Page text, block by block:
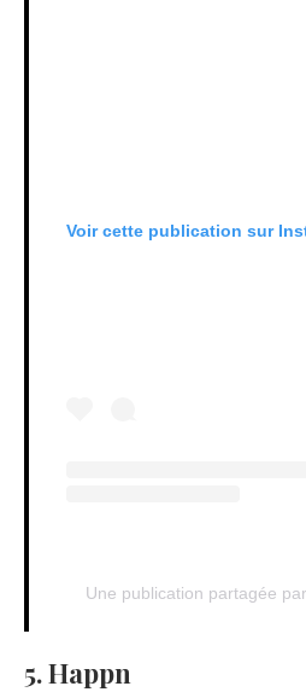
Voir cette publication sur
Une publication partagée
5. Happn